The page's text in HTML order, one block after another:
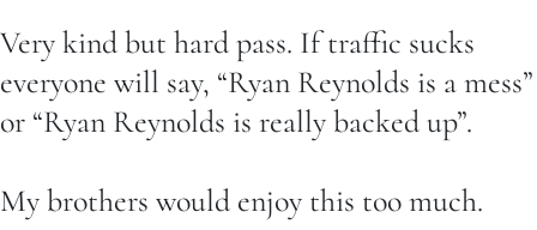
Very kind but hard pass. If traffic sucks
everyone will say, “Ryan Reynolds is a mess”
or “Ryan Reynolds is really backed up”.
My brothers would enjoy this too much.